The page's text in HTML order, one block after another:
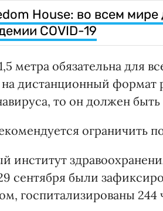
House: во всем
COVID-19
метра обязательна для
дистанционный формат
то он должен быть
ограничить
институт
сентября были
госпитализированы 244